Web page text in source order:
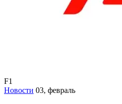
F1
Новости 03, февраль